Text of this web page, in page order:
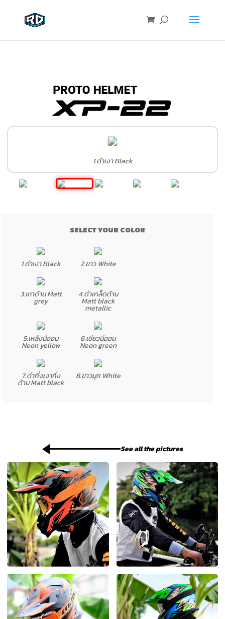
1.ดำเงา Black
See all the pictures
1.ดำเงา Black 2.ขาว White
3.เทาด้าน Matt
grey
4.ดำเกล็ดด้าน
Matt black
metallic
5.เหลืงนีออน
Neon yellow
6.เขียวนีออน
Neon green
7.ดำกึ่งเงากึ่ง
ด้าน Matt black
8.ขาวมุก White